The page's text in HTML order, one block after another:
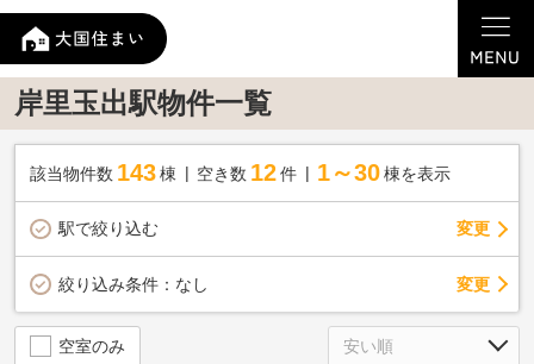
岸里玉出駅物件一覧
該当物件数 143棟 空き数 12 件 1～30 棟を表示
駅で絞り込む 変更
絞り込み条件： なし 変更
空室のみ